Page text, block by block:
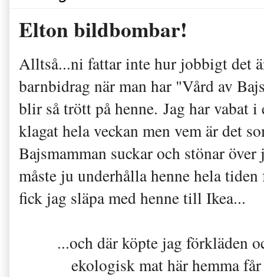
Elton bildbombar!
Alltså...ni fattar inte hur jobbigt det
barnbidrag när man har "Vård av
blir så trött på henne. Jag har vabat
klagat hela veckan men vem är det
Bajsmamman suckar och stönar
måste ju underhålla henne hela
fick jag släpa med henne till Ikea...
...och där köpte jag förkläden
ekologisk mat här hemma